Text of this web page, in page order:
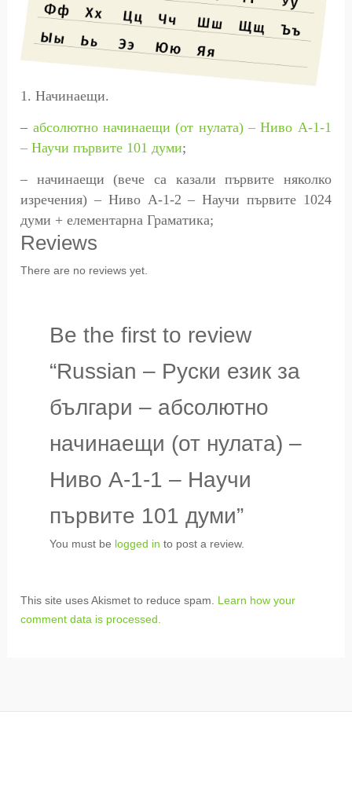
1. Начинаещи.
– абсолютно начинаещи (от нулата) – Ниво A-1-1
– Научи първите 101 думи;
– начинаещи (вече са казали първите няколко
изречения) – Ниво A-1-2 – Научи първите 1024
думи + елементарна Граматика;
Reviews
There are no reviews yet.
Be the first to review
“Russian – Руски език за
българи – абсолютно
начинаещи (от нулата) –
Ниво A-1-1 – Научи
първите 101 думи”
You must be logged in to post a review.
This site uses Akismet to reduce spam. Learn how your
comment data is processed.